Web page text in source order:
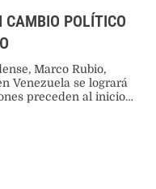
CAMBIO POLÍTICO
Marco Rubio,
Venezuela se logrará
preceden al inicio